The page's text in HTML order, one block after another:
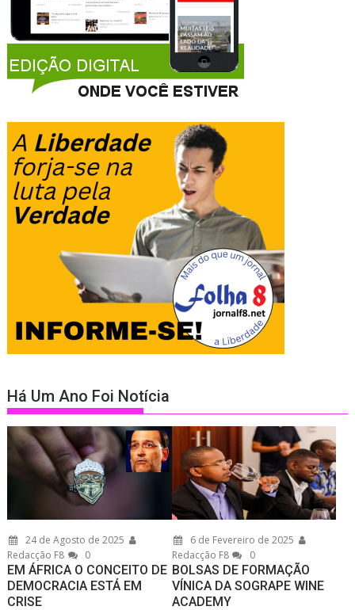
Há Um Ano Foi Notícia
24 de Agosto de 2025
Redacção F8
0
EM ÁFRICA O CONCEITO DE
DEMOCRACIA ESTÁ EM
CRISE
6 de Fevereiro de 2025
Redacção F8
0
BOLSAS DE FORMAÇÃO
VÍNICA DA SOGRAPE WINE
ACADEMY